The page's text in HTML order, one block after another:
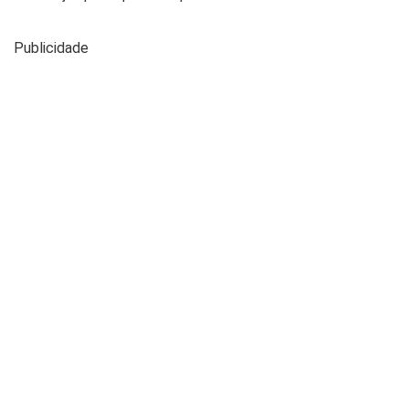
Publicidade